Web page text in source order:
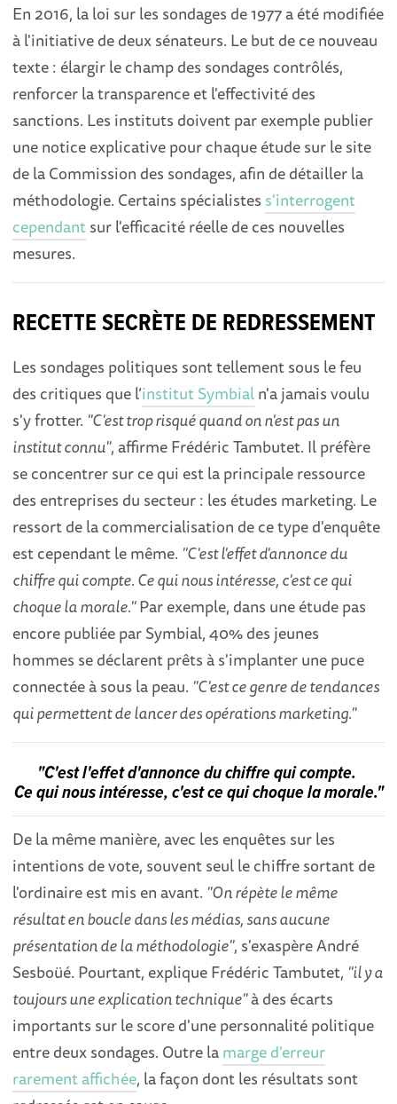
En 2016, la loi sur les sondages de 1977 a été modifiée
à l'initiative de deux sénateurs. Le but de ce nouveau
texte : élargir le champ des sondages contrôlés,
renforcer la transparence et l'effectivité des
sanctions. Les instituts doivent par exemple publier
une notice explicative pour chaque étude sur le site
de la Commission des sondages, afin de détailler la
méthodologie. Certains spécialistes s'interrogent
cependantsur l'efficacité réelle de ces nouvelles
mesures.
RECETTE SECRÈTE DE REDRESSEMENT
Les sondages politiques sont tellement sous le feu
des critiques que l’institut Symbialn'a jamais voulu
s'y frotter. "C'est trop risqué quand on n'est pas un
institut connu", affirme Frédéric Tambutet. Il préfère
se concentrer sur ce qui est la principale ressource
des entreprises du secteur : les études marketing. Le
ressort de la commercialisation de ce type d'enquête
est cependant le même. "C'est l'effet d'annonce du
chiffre qui compte. Ce qui nous intéresse, c'est ce qui
choque la morale."Par exemple, dans une étude pas
encore publiée par Symbial, 40% des jeunes
hommes se déclarent prêts à s'implanter une puce
connectée à sous la peau. "C'est ce genre de tendances
qui permettent de lancer des opérations marketing."
"C'est l'effet d'annonce du chiffre qui compte.
Ce qui nous intéresse, c'est ce qui choque la morale."
De la même manière, avec les enquêtes sur les
intentions de vote, souvent seul le chiffre sortant de
l'ordinaire est mis en avant. "On répète le même
résultat en boucle dans les médias, sans aucune
présentation de la méthodologie", s'exaspère André
Sesboüé. Pourtant, explique Frédéric Tambutet, "il y a
toujours une explication technique"à des écarts
importants sur le score d'une personnalité politique
entre deux sondages. Outre lamarge d'erreur
rarement affichée, la façon dont les résultats sont